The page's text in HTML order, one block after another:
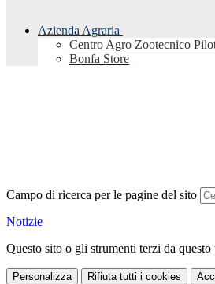
Azienda Agraria
Centro Agro Zootecnico
Bonfa Store
Campo di ricerca per le pagine del sito
Notizie
Questo sito o gli strumenti terzi da
Personalizza Rifiuta tutti i cookies